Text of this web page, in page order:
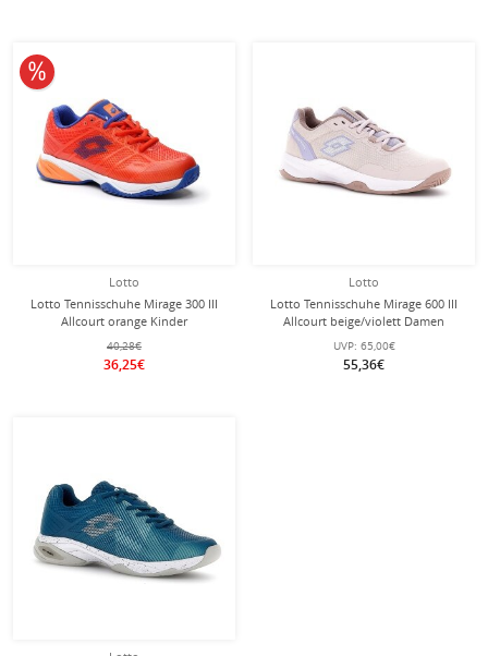
Lotto
Lotto Tennisschuhe Mirage 300 III
Allcourt orange Kinder
40,28€
36,25€
10% reduziert
Lotto
Lotto Tennisschuhe Mirage 600 III
Allcourt beige/violett Damen
UVP: 65,00€
55,36€